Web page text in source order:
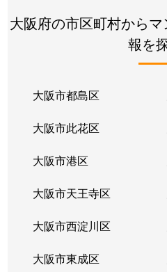
大阪府の市区町村から
報を
大阪市都島区
大阪市此花区
大阪市港区
大阪市天王寺区
大阪市西淀川区
大阪市東成区